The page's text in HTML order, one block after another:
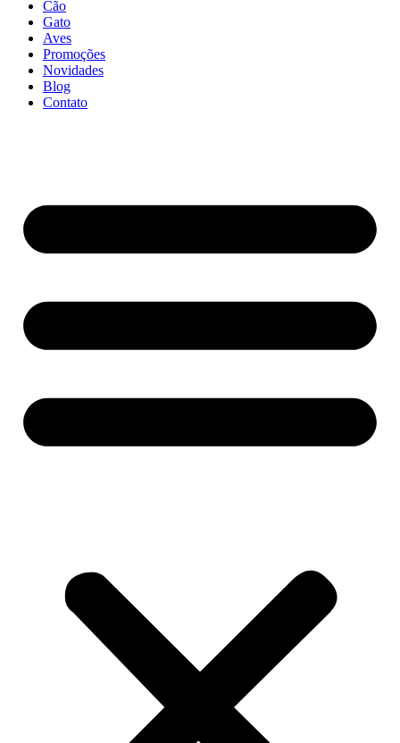
Cão
Gato
Aves
Promoções
Novidades
Blog
Contato